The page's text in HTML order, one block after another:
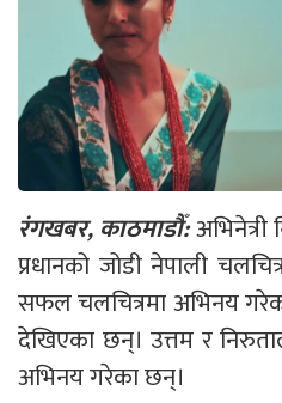
रंगखबर, काठमाडौँ:
प्रधानको जोडी नेपाली
सफल चलचित्रमा अभिनय
देखिएका छन्। उत्तम र
अभिनय गरेका छन्।